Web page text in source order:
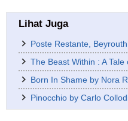
Lihat Juga
Poste Restante, Beyrouth
The Beast Within : A
Born In Shame by Nora
Pinocchio by Carlo